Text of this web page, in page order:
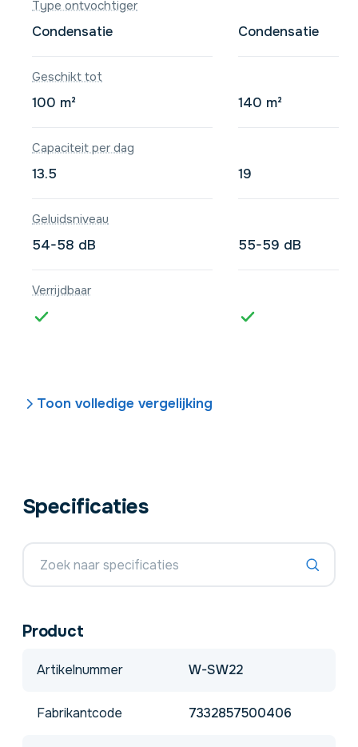
Type ontvochtiger
Condensatie
Geschikt tot
100 m²
Capaciteit per dag
13.5
Geluidsniveau
54-58 dB
Verrijdbaar
Condensatie
140 m²
19
55-59 dB
Toon volledige vergelijking
Specificaties
Product
Artikelnummer W-SW22
Fabrikantcode 7332857500406